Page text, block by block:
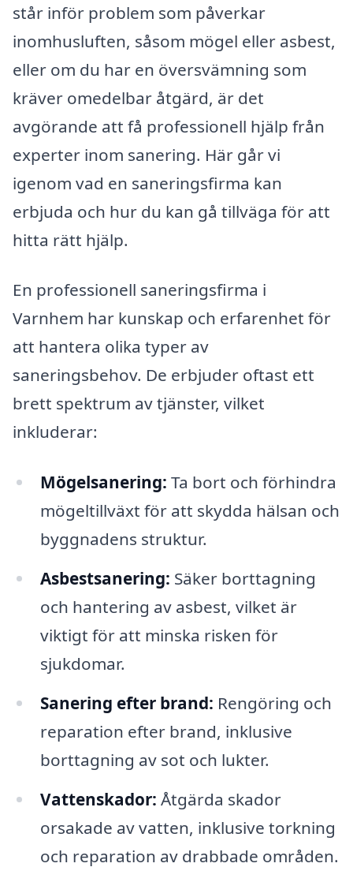
står inför problem som påverkar
inomhusluften, såsom mögel eller asbest,
eller om du har en översvämning som
kräver omedelbar åtgärd, är det
avgörande att få professionell hjälp från
experter inom sanering. Här går vi
igenom vad en saneringsfirma kan
erbjuda och hur du kan gå tillväga för att
hitta rätt hjälp.
En professionell saneringsfirma i
Varnhem har kunskap och erfarenhet för
att hantera olika typer av
saneringsbehov. De erbjuder oftast ett
brett spektrum av tjänster, vilket
inkluderar:
Mögelsanering: Ta bort och förhindra
mögeltillväxt för att skydda hälsan och
byggnadens struktur.
Asbestsanering: Säker borttagning
och hantering av asbest, vilket är
viktigt för att minska risken för
sjukdomar.
Sanering efter brand: Rengöring och
reparation efter brand, inklusive
borttagning av sot och lukter.
Vattenskador: Åtgärda skador
orsakade av vatten, inklusive torkning
och reparation av drabbade områden.